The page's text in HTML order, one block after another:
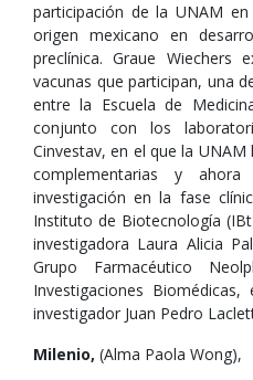
participación de la UNAM
origen mexicano en
preclínica. Graue Wiechers
vacunas que participan, una
entre la Escuela de
conjunto con los
Cinvestav, en el que la
complementarias y
investigación en la fase
Instituto de Biotecnología
investigadora Laura Alicia
Grupo Farmacéutico
Investigaciones
investigador Juan Pedro
Milenio, (Alma Paola Wong),